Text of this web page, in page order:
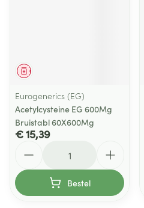
Geneesmiddel
Eurogenerics (EG)
Acetylcysteine EG 600Mg
Bruistabl 60X600Mg
€ 15,39
Bestel